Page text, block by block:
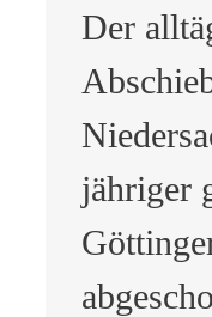
Der
jähriger